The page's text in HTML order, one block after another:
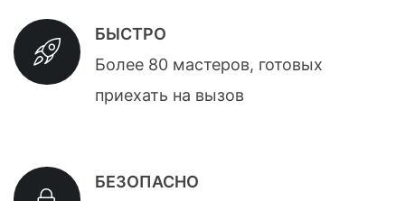
БЫСТРО
Более 80 мастеров, готовых
приехать на вызов
БЕЗОПАСНО